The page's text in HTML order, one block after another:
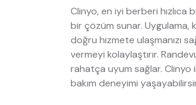
Clinyo, en iyi berberi hızlıca
bir çözüm sunar. Uygulama,
doğru hizmete ulaşmanızı
vermeyi kolaylaştırır.
rahatça uyum sağlar. Clinyo
bakım deneyimi